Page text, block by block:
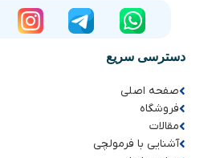
دسترسی سریع
صفحه اصلی
فروشگاه
مقالات
آشنایی با فرمولچی